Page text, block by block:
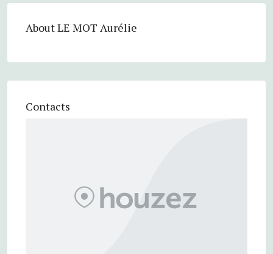
About LE MOT Aurélie
Contacts